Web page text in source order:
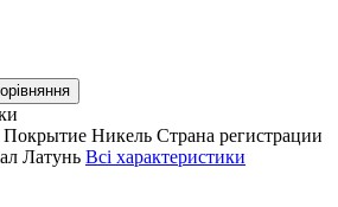
Покрытие Никель Страна регистрации
Латунь Всі характеристики